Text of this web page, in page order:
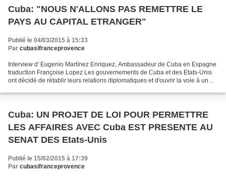
Cuba: "NOUS N'ALLONS PAS REMETTRE LE
PAYS AU CAPITAL ETRANGER"
Publié le 04/03/2015 à 15:33
Par cubasifranceprovence
Interview d' Eugenio Martínez Enriquez, Ambassadeur de Cuba en Espagne
traduction Françoise Lopez Les gouvernements de Cuba et des Etats-Unis
ont décidé de rétablir leurs relations diplomatiques et d'ouvrir la voie à un
Cuba: UN PROJET DE LOI POUR PERMETTRE
LES AFFAIRES AVEC Cuba EST PRESENTE AU
SENAT DES Etats-Unis
Publié le 15/02/2015 à 17:39
Par cubasifranceprovence